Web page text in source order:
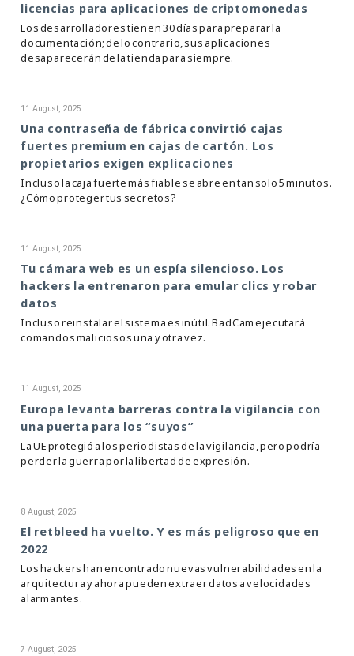
licencias para aplicaciones de criptomonedas
Los desarrolladores tienen 30 días para preparar la
documentación; de lo contrario, sus aplicaciones
desaparecerán de la tienda para siempre.
11 August, 2025
Una contraseña de fábrica convirtió cajas
fuertes premium en cajas de cartón. Los
propietarios exigen explicaciones
Incluso la caja fuerte más fiable se abre en tan solo 5 minutos.
¿Cómo proteger tus secretos?
11 August, 2025
Tu cámara web es un espía silencioso. Los
hackers la entrenaron para emular clics y robar
datos
Incluso reinstalar el sistema es inútil. BadCam ejecutará
comandos maliciosos una y otra vez.
11 August, 2025
Europa levanta barreras contra la vigilancia con
una puerta para los “suyos”
La UE protegió a los periodistas de la vigilancia, pero podría
perder la guerra por la libertad de expresión.
8 August, 2025
El retbleed ha vuelto. Y es más peligroso que en
2022
Los hackers han encontrado nuevas vulnerabilidades en la
arquitectura y ahora pueden extraer datos a velocidades
alarmantes.
7 August, 2025